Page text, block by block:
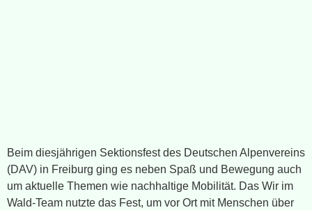
Beim diesjährigen Sektionsfest des Deutschen Alpenvereins
(DAV) in Freiburg ging es neben Spaß und Bewegung auch
um aktuelle Themen wie nachhaltige Mobilität. Das Wir im
Wald-Team nutzte das Fest, um vor Ort mit Menschen über